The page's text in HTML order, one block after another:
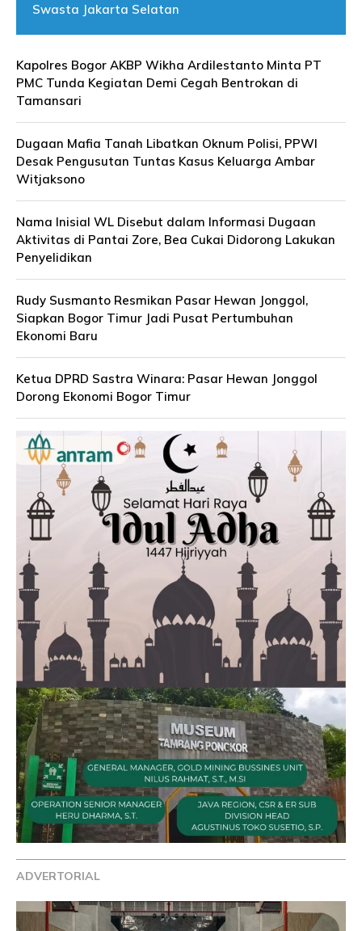
Swasta Jakarta Selatan
Kapolres Bogor AKBP Wikha Ardilestanto Minta PT
PMC Tunda Kegiatan Demi Cegah Bentrokan di
Tamansari
Dugaan Mafia Tanah Libatkan Oknum Polisi, PPWI
Desak Pengusutan Tuntas Kasus Keluarga Ambar
Witjaksono
Nama Inisial WL Disebut dalam Informasi Dugaan
Aktivitas di Pantai Zore, Bea Cukai Didorong Lakukan
Penyelidikan
Rudy Susmanto Resmikan Pasar Hewan Jonggol,
Siapkan Bogor Timur Jadi Pusat Pertumbuhan
Ekonomi Baru
Ketua DPRD Sastra Winara: Pasar Hewan Jonggol
Dorong Ekonomi Bogor Timur
ADVERTORIAL